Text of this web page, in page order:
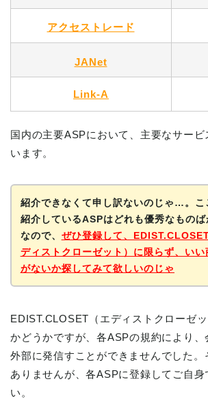
アクセストレード
JANet
Link-A
国内の主要ASPにおいて、主要なサービ
います。
紹介できなくて申し訳ないのじゃ…。こ
紹介しているASPはどれも優秀なものば
なので、 ぜひ登録して、
ディストクローゼット）に限らず、いい
がないか探してみて欲しいのじゃ
EDIST.CLOSET（エディストクローゼ
かどうかですが、各ASPの規約により、
外部に発信すことができませんでした。
ありませんが、各ASPに登録してご自身
い。